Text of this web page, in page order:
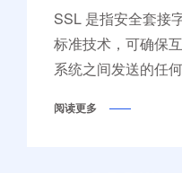
SSL 是指安全套接
标准技术，可确保
系统之间发送的任
阅读更多